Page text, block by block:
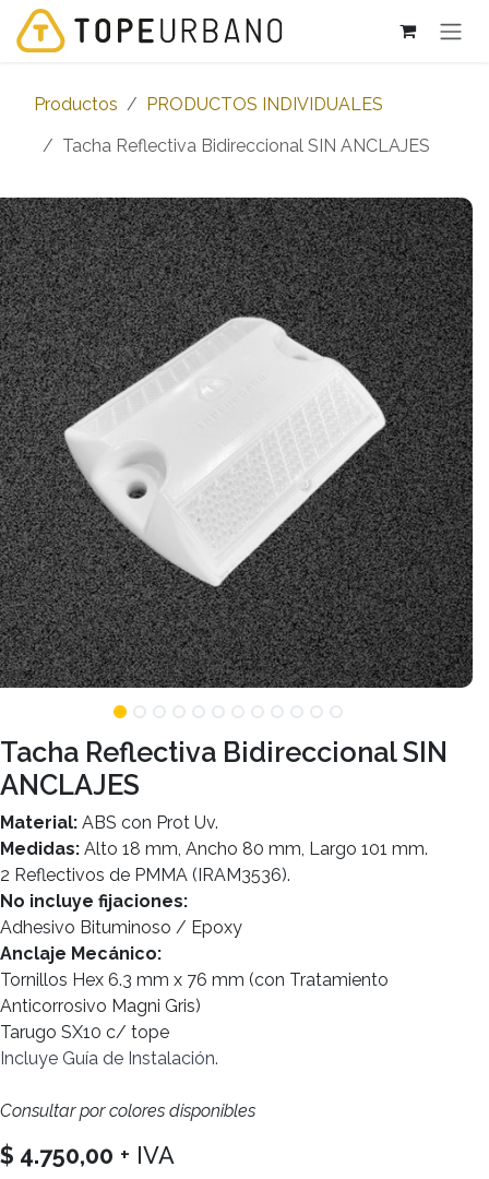
Ir al contenido
Productos
PRODUCTOS INDIVIDUALES
Tacha Reflectiva Bidireccional SIN ANCLAJES
Tacha Reflectiva Bidireccional SIN
ANCLAJES
Material: ABS con Prot Uv.
Medidas: Alto 18 mm, Ancho 80 mm, Largo 101 mm.
2 Reflectivos de PMMA (IRAM3536).
No incluye fijaciones:
Adhesivo Bituminoso / Epoxy
Anclaje Mecánico:
Tornillos Hex 6.3 mm x 76 mm (con Tratamiento
Anticorrosivo Magni Gris)
Tarugo SX10 c/ tope
Incluye Guía de Instalación.
Consultar por colores disponibles
$ 4.750,00 + IVA